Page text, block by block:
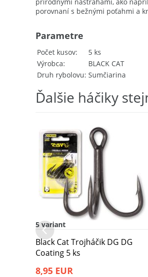
porovnaní s bežnými poťahmi a
Počet kusov
5 ks
Výrobca
BLACK CAT
Druh rybolovu Sumčiarina
Parametre
Ďalšie háčiky
5 variant
Black Cat Trojháčik DG DG
Coating 5 ks
8,95 EUR